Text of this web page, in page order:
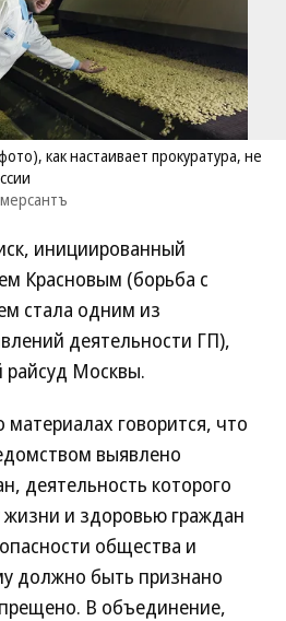
как настаивает прокуратура, не
инициированный
Красновым (борьба с
стала одним из
деятельности ГП),
райсуд Москвы.
говорится, что
выявлено
деятельность которого
жизни и здоровью граждан
общества и
должно быть признано
В объединение,